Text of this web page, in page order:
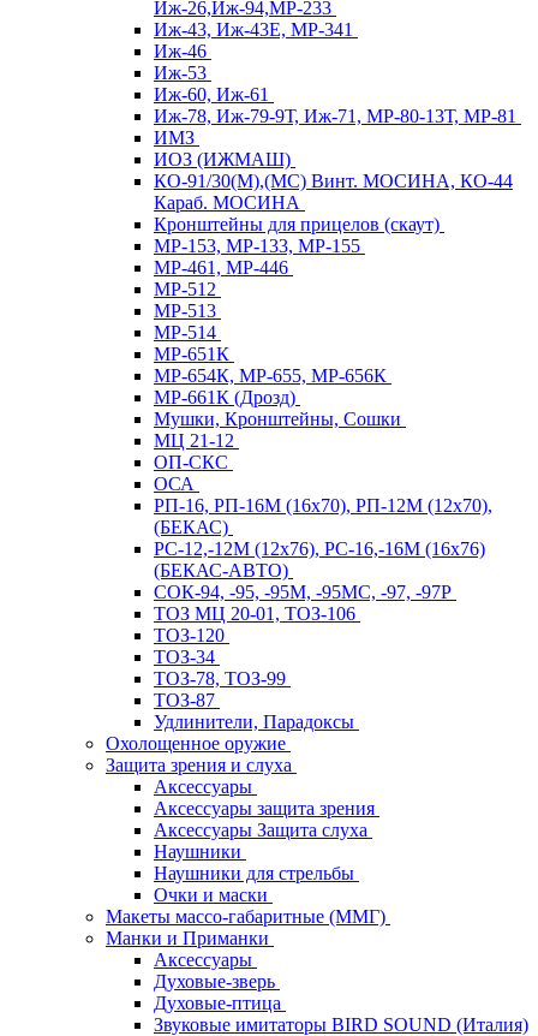
Иж-26,Иж-94,МР-233
Иж-43, Иж-43Е, МР-341
Иж-46
Иж-53
Иж-60, Иж-61
Иж-78, Иж-79-9Т, Иж-71, МР-80-13Т, МР-81
ИМЗ
ИОЗ (ИЖМАШ)
КО-91/30(М),(МС) Винт. МОСИНА, КО-44
Караб. МОСИНА
Кронштейны для прицелов (скаут)
МР-153, МР-133, МР-155
МР-461, МР-446
МР-512
МР-513
МР-514
МР-651К
МР-654К, МР-655, МР-656К
МР-661К (Дрозд)
Мушки, Кронштейны, Сошки
МЦ 21-12
ОП-СКС
ОСА
РП-16, РП-16М (16х70), РП-12М (12х70),
(БЕКАС)
РС-12,-12М (12х76), РС-16,-16М (16х76)
(БЕКАС-АВТО)
СОК-94, -95, -95М, -95МС, -97, -97Р
ТОЗ МЦ 20-01, ТОЗ-106
ТОЗ-120
ТОЗ-34
ТОЗ-78, ТОЗ-99
ТОЗ-87
Удлинители, Парадоксы
Охолощенное оружие
Защита зрения и слуха
Аксессуары
Аксессуары защита зрения
Аксессуары Защита слуха
Наушники
Наушники для стрельбы
Очки и маски
Макеты массо-габаритные (ММГ)
Манки и Приманки
Аксессуары
Духовые-зверь
Духовые-птица
Звуковые имитаторы BIRD SOUND (Италия)